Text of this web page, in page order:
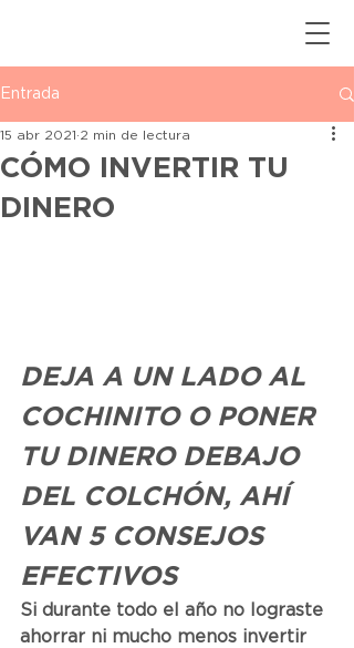
Entrada
CÓMO INVERTIR TU
DINERO
15 abr 2021 2 min de lectura
DEJA A UN LADO AL
COCHINITO O PONER
TU DINERO DEBAJO
DEL COLCHÓN, AHÍ
VAN 5 CONSEJOS
EFECTIVOS
Si durante todo el año no lograste
ahorrar ni mucho menos invertir